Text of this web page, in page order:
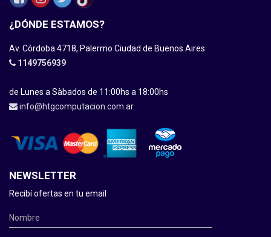
¿DÓNDE ESTAMOS?
Av. Córdoba 4718, Palermo Ciudad de Buenos Aires
1149756939
de Lunes a Sàbados de 11:00hs a 18:00hs
info@htgcomputacion.com.ar
NEWSLETTER
Recibí ofertas en tu email